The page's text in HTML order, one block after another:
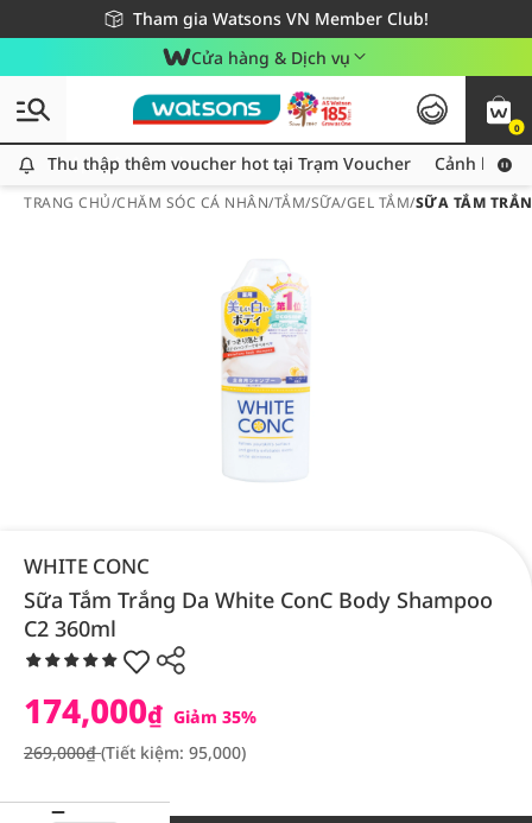
Tham gia Watsons VN Member Club!
Miễn phí giao hàng cho đơn hàng từ 249,000Đ
Giao hàng nhanh 24h - Áp dụng khu vực TP. Hồ Chí Minh
Cửa hàng & Dịch vụ
0
Thu thập thêm voucher hot tại Trạm Voucher
Thu thập thêm voucher hot tại Trạm Voucher Cảnh báo
TRANG CHỦ/CHĂM SÓC CÁ NHÂN/TẮM/SỮA/GEL TẮM/SỮA TẮM
WHITE CONC
Sữa Tắm Trắng Da White ConC Body Shampoo
C2 360ml
174,000₫ Giảm 35%
269,000₫(Tiết kiệm: 95,000)